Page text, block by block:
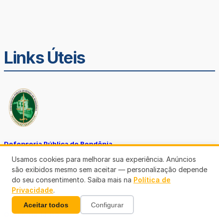
Links Úteis
Defensoria Pública de Rondônia
Ouvidoria TJ-RO
Usamos cookies para melhorar sua experiência. Anúncios
são exibidos mesmo sem aceitar — personalização depende
do seu consentimento. Saiba mais na Política de
Privacidade.
Aceitar todos Configurar